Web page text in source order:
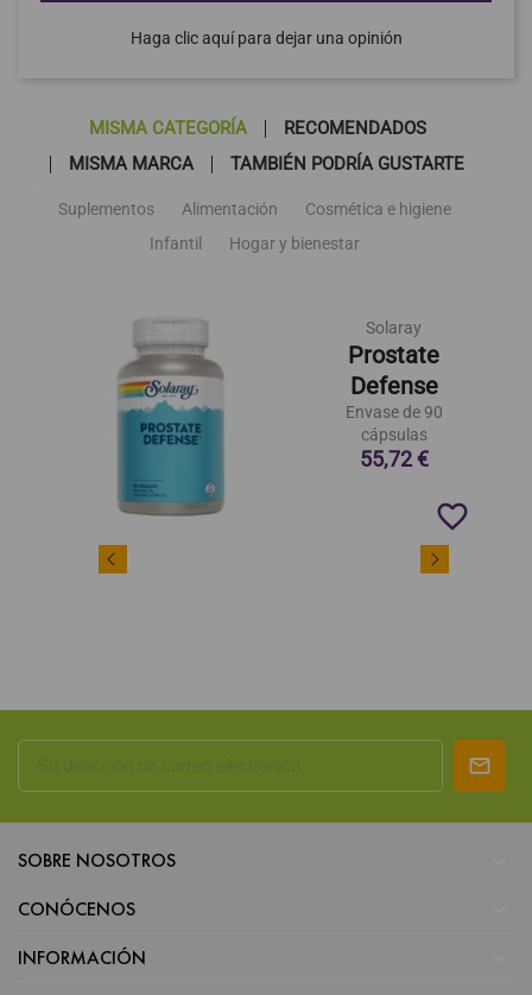
Haga clic aquí para dejar una opinión
MISMA CATEGORÍA
RECOMENDADOS
MISMA MARCA
TAMBIÉN PODRÍA GUSTARTE
Suplementos Alimentación
Cosmética e higiene
Infantil
Hogar y bienestar
Solaray
Prostate
Defense
Envase de 90
cápsulas
55,72 €
favorite_border
SOBRE NOSOTROS
CONÓCENOS
INFORMACIÓN